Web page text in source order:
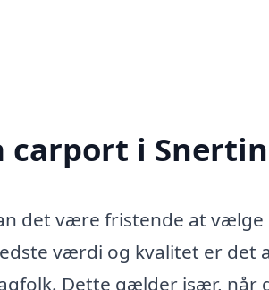
i
det være fristende at vælge
værdi og kvalitet er det
Dette gælder især, når